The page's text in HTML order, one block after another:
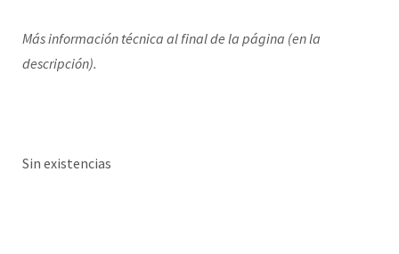
Más información técnica al final de la página (en la
descripción).
Sin existencias